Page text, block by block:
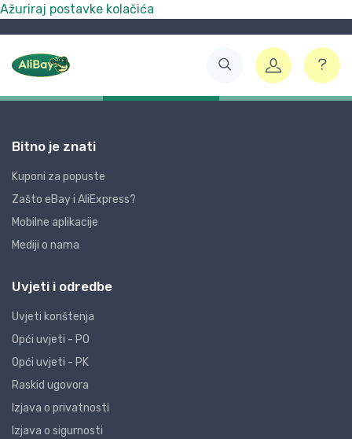
Ažuriraj postavke kolačića
Bitno je znati
Kuponi za popuste
Zašto eBay i AliExpress?
Mobilne aplikacije
Mediji o nama
Uvjeti i odredbe
Uvjeti korištenja
Opći uvjeti - PO
Opći uvjeti - PK
Raskid ugovora
Izjava o privatnosti
Izjava o sigurnosti